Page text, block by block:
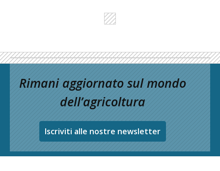
Rimani aggiornato sul mondo
dell’agricoltura
Iscriviti alle nostre newsletter